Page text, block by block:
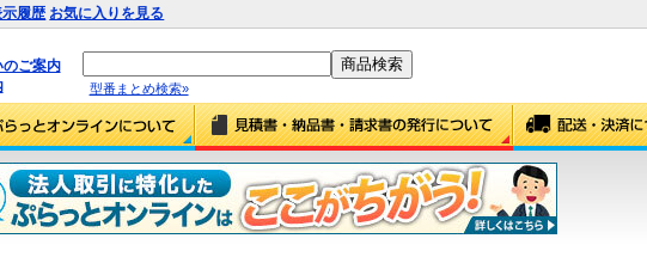
示履歴 お気に入りを見る
ご案内
型番まとめ検索»